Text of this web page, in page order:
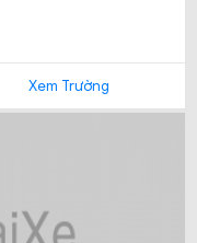
Xem Trường